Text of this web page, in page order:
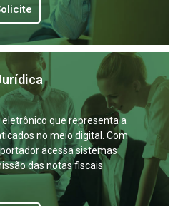
que representa a
no meio digital. Com
acessa sistemas
das notas fiscais